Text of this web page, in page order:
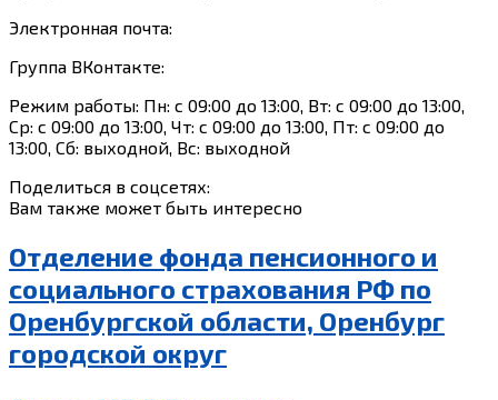
Электронная почта:
Группа ВКонтакте:
Режим работы: Пн: с 09:00 до 13:00, Вт: с 09:00 до 13:00,
Ср: с 09:00 до 13:00, Чт: с 09:00 до 13:00, Пт: с 09:00 до
13:00, Сб: выходной, Вс: выходной
Поделиться в соцсетях:
Вам также может быть интересно
Отделение фонда пенсионного и
социального страхования РФ по
Оренбургской области, Оренбург
городской округ